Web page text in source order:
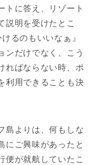
トに答え、リゾート
説明を受けたとこ
るのもいいなぁ』
ンだけでなく、こう
ればならない時、ポ
利用できることも決
島よりは、何もしな
にご興味があったと
便が就航していたこ